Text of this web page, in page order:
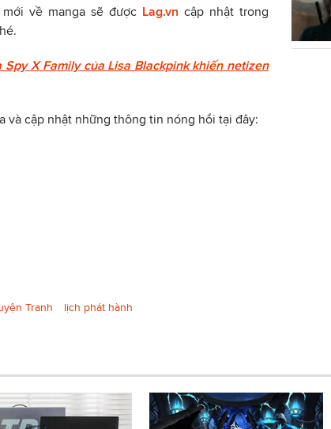
về manga sẽ được Lag.vn cập nhật trong
Spy X Family của Lisa Blackpink khiến netizen
và cập nhật những thông tin nóng hổi tại đây:
Tranh lịch phát hành